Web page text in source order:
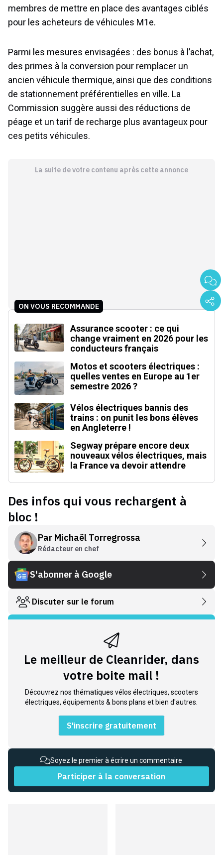
membres de mettre en place des avantages ciblés
pour les acheteurs de véhicules M1e.
Parmi les mesures envisagées : des bonus à l’achat,
des primes à la conversion pour remplacer un
ancien véhicule thermique, ainsi que des conditions
de stationnement préférentielles en ville. La
Commission suggère aussi des réductions de
péage et un tarif de recharge plus avantageux pour
ces petits véhicules.
La suite de votre contenu après cette annonce
ON VOUS RECOMMANDE
Assurance scooter : ce qui
change vraiment en 2026 pour les
conducteurs français
Motos et scooters électriques :
quelles ventes en Europe au 1er
semestre 2026 ?
Vélos électriques bannis des
trains : on punit les bons élèves
en Angleterre !
Segway prépare encore deux
nouveaux vélos électriques, mais
la France va devoir attendre
Des infos qui vous rechargent à
bloc !
Par Michaël Torregrossa
Rédacteur en chef
S'abonner à Google
Discuter sur le forum
Le meilleur de Cleanrider, dans
votre boite mail !
Découvrez nos thématiques vélos électriques, scooters
électriques, équipements & bons plans et bien d'autres.
S'inscrire gratuitement
Soyez le premier à écrire un commentaire
Participer à la conversation